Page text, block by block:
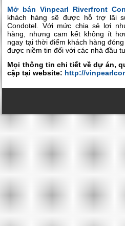
Mở bán Vinpearl Riverfront
khách hàng sẽ được hỗ trợ lãi
Condotel. Với mức chia sẻ lợi
hàng, nhưng cam kết không ít
ngay tại thời điểm khách hàng
được niềm tin đối với các nhà đầu
Mọi thông tin chi tiết về dự án,
cập tại website: http://